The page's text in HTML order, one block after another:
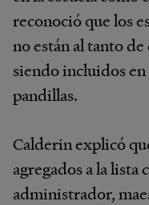
reconoció que los
no están al tanto
siendo incluidos en
pandillas.
Calderin explicó
agregados a la
administrador,